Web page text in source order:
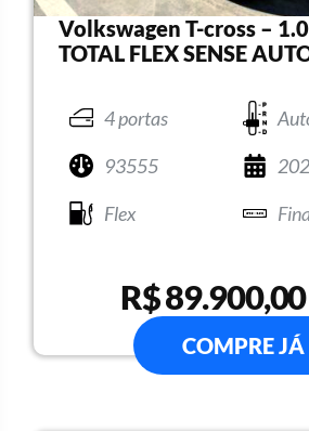
Volkswagen T-cross –
TOTAL FLEX SENSE
4 portas
93555
Flex
R$ 89.900,00
COMPRE JÁ